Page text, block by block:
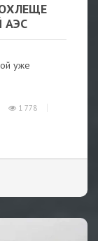
АЭС
уже
1 778